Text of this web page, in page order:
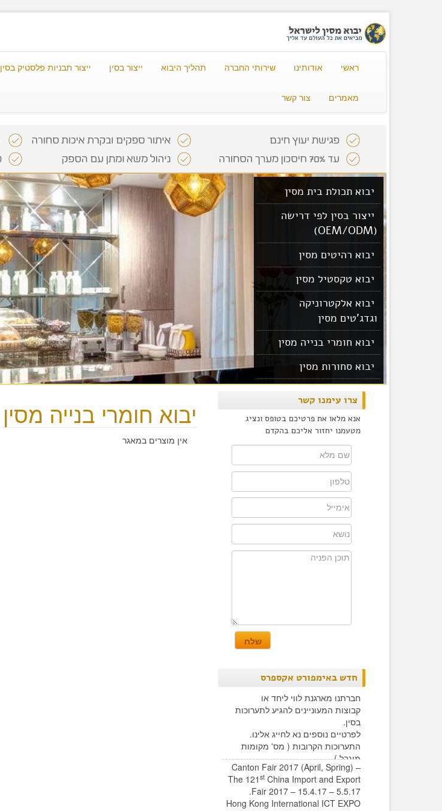
ראשי אודותינו שירותי החברה תהליך היבוא ייצור בסין ייצור תבניות פלסטיק בסין
מאמרים צור קשר
יבוא תכולת בית מסין
ייצור בסין לפי דרישה
(OEM/ODM)
יבוא רהיטים מסין
יבוא טקסטיל מסין
יבוא אלקטרוניקה
וגדג'טים מסין
יבוא חומרי בנייה מסין
יבוא סחורות מסין
יבוא מוצרים מסין
יבוא חומרי בנייה מסין
אין מוצרים במאגר
צרו עימנו קשר
אנא מלאו את פרטיכם בטופס ונציג
מטעמנו יחזור אליכם בהקדם
חדש באימפורט אקספרס
חברתנו מארגנת לווי ליחד או
קבוצות המעוניינים להגיע לתערוכות
בסין.
לפרטיים נוספים נא לחייג אלינו.
התערוכות הקרובות ( מס' מקומות
מוגבל )
Canton Fair 2017 (April, Spring) –
The 121 st China Import and Export
Fair 2017 – 15.4.17 – 5.5.17.
Hong Kong International ICT EXPO